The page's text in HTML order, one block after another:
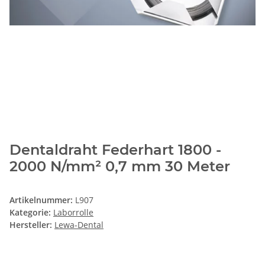
Dentaldraht Federhart 1800 -
2000 N/mm² 0,7 mm 30 Meter
Artikelnummer: L907
Kategorie: Laborrolle
Hersteller: Lewa-Dental